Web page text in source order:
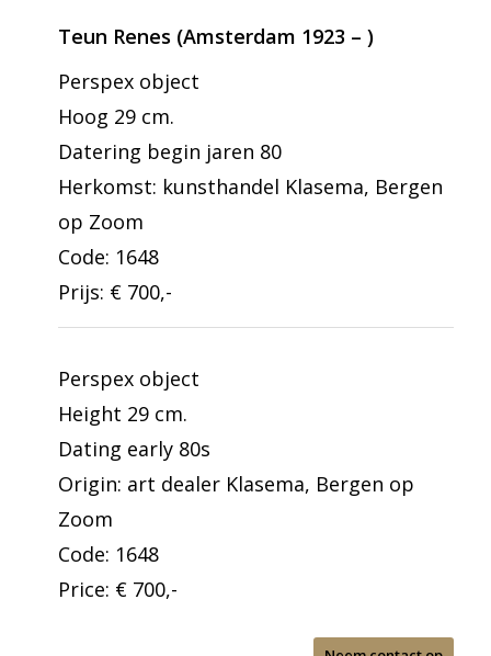
Teun Renes (Amsterdam 1923 – )
Perspex object
Hoog 29 cm.
Datering begin jaren 80
Herkomst: kunsthandel Klasema, Bergen
op Zoom
Code: 1648
Prijs: € 700,-
Perspex object
Height 29 cm.
Dating early 80s
Origin: art dealer Klasema, Bergen op
Zoom
Code: 1648
Price: € 700,-